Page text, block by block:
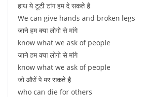
हाथ ये टूटी टांग हम दे सकते है
We can give hands and broken legs
जाने हम क्या लोगो से मांगे
know what we ask of people
जाने हम क्या लोगो से मांगे
know what we ask of people
जो औरों पे मर सकते है
who can die for others